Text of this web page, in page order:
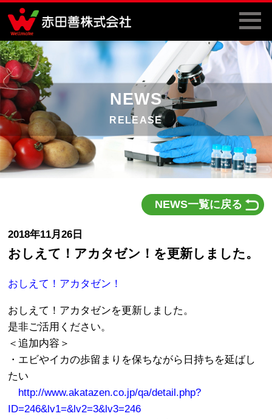
NEWS
RELEASE
NEWS一覧に戻る
2018年11月26日
おしえて！アカタゼン！を更新しました。
おしえて！アカタゼン！
おしえて！アカタゼンを更新しました。
是非ご活用ください。
＜追加内容＞
・エビやイカの歩留まりを保ちながら日持ちを延ばし
たい
http://www.akatazen.co.jp/qa/detail.php?
ID=246&lv1=&lv2=3&lv3=246